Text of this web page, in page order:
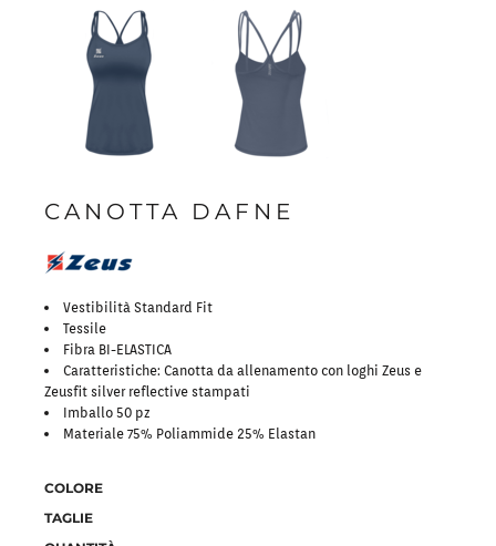
CANOTTA DAFNE
Vestibilità Standard Fit
Tessile
Fibra BI-ELASTICA
Caratteristiche: Canotta da allenamento con loghi Zeus e
Zeusfit silver reflective stampati
Imballo 50 pz
Materiale 75% Poliammide 25% Elastan
COLORE
TAGLIE